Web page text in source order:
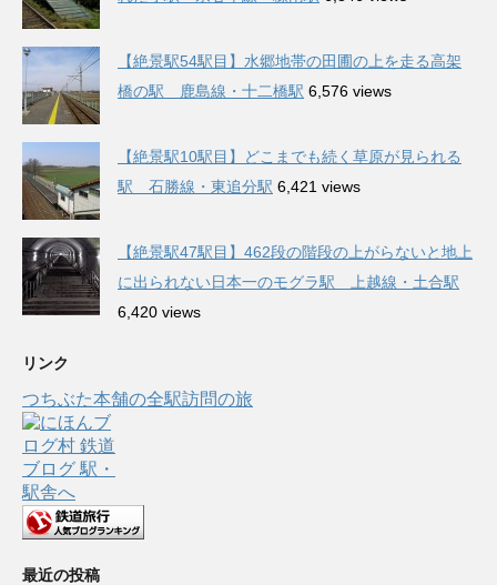
【絶景駅54駅目】水郷地帯の田圃の上を走る高架
橋の駅 鹿島線・十二橋駅 6,576 views
【絶景駅10駅目】どこまでも続く草原が見られる
駅 石勝線・東追分駅 6,421 views
【絶景駅47駅目】462段の階段の上がらないと地上
に出られない日本一のモグラ駅 上越線・土合駅
6,420 views
リンク
つちぶた本舗の全駅訪問の旅
最近の投稿